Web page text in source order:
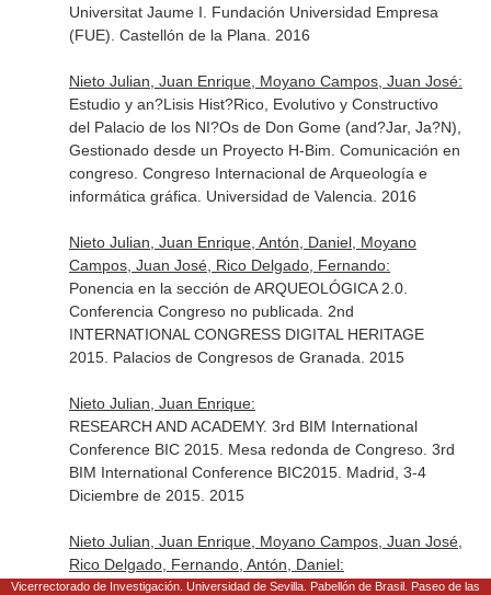
Universitat Jaume I. Fundación Universidad Empresa
(FUE). Castellón de la Plana. 2016
Nieto Julian, Juan Enrique, Moyano Campos, Juan José:
Estudio y an?Lisis Hist?Rico, Evolutivo y Constructivo
del Palacio de los NI?Os de Don Gome (and?Jar, Ja?N),
Gestionado desde un Proyecto H-Bim. Comunicación en
congreso. Congreso Internacional de Arqueología e
informática gráfica. Universidad de Valencia. 2016
Nieto Julian, Juan Enrique, Antón, Daniel, Moyano
Campos, Juan José, Rico Delgado, Fernando:
Ponencia en la sección de ARQUEOLÓGICA 2.0.
Conferencia Congreso no publicada. 2nd
INTERNATIONAL CONGRESS DIGITAL HERITAGE
2015. Palacios de Congresos de Granada. 2015
Nieto Julian, Juan Enrique:
RESEARCH AND ACADEMY. 3rd BIM International
Conference BIC 2015. Mesa redonda de Congreso. 3rd
BIM International Conference BIC2015. Madrid, 3-4
Diciembre de 2015. 2015
Nieto Julian, Juan Enrique, Moyano Campos, Juan José,
Rico Delgado, Fernando, Antón, Daniel:
Análisis y gestión en el Proyecto HBIM (Historic Building
Vicerrectorado de Investigación. Universidad de Sevilla. Pabellón de Brasil. Paseo de las